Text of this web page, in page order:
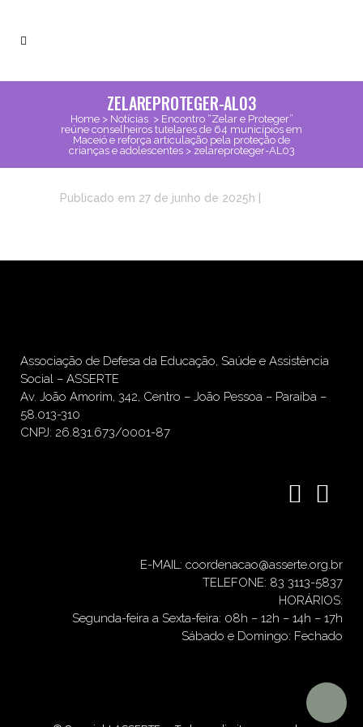
ZELAREPROTEGER-AL03
Home> Notícias > Encontro “Zelar e Proteger”
reúne conselheiros tutelares de 64 municípios em
Maceió e reforça articulação pela proteção de
crianças e adolescentes> zelareproteger-AL03
Publicado em 27 de junho de 2025h
Associação de Defesa da Educação, Saúde e Assistência
Social – ASSERTE
Av. João Amorim, 342, Centro – João Pessoa – Paraíba –
58.013-310
CNPJ: 26.831.673/0001-87
E-MAIL: coordenacao@asserte.org.br
TELEFONE: 83 3113-5837
HORÁRIOS:
Segunda-feira a Sexta-feira: 08h – 12h – 14h – 17h
Sábado e Domingo: Fechado